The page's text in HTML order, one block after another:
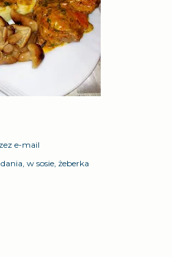
e-mail
w sosie żeberka